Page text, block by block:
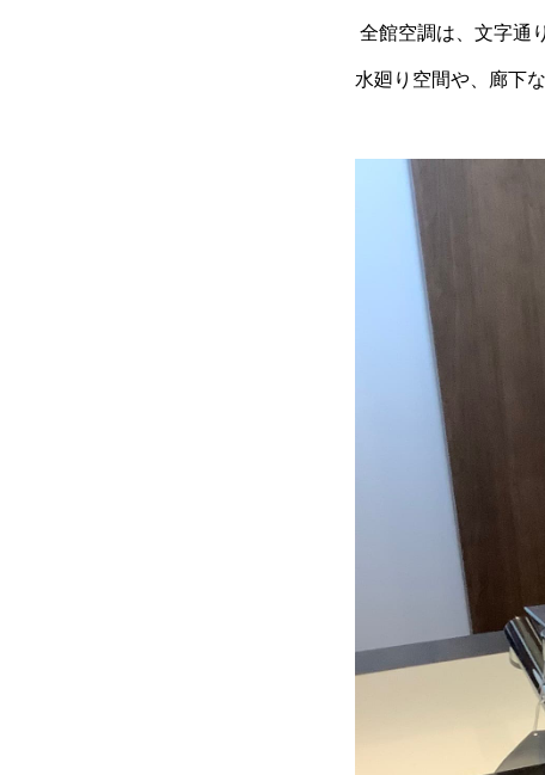
全館空調は、文字通
水廻り空間や、廊下